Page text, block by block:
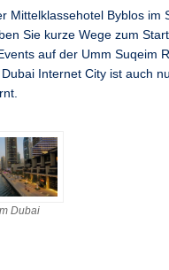
Mittelklassehotel Byblos im
Sie kurze Wege zum
auf der Umm Suqeim
Internet City ist auch
Dubai